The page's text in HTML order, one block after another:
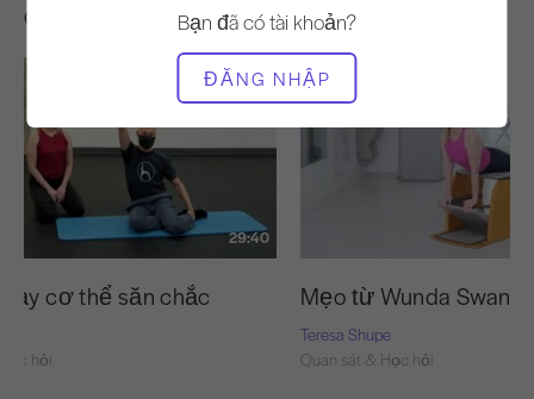
Bạn đã có tài khoản?
ĐĂNG NHẬP
Các bài tập khác bạn có thể thích
29:40
cơ thể săn chắc
hỏi
Mẹo từ Wunda Swan
Teresa Shupe
Quan sát & Học hỏi